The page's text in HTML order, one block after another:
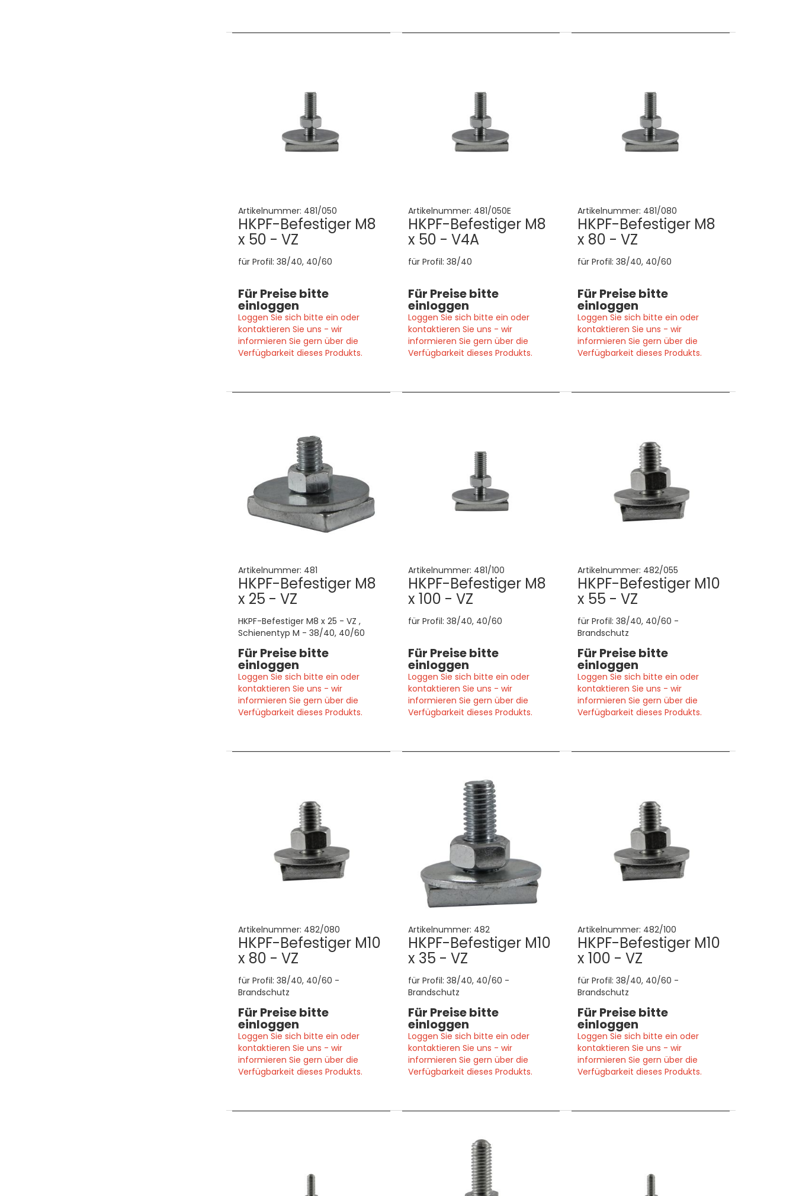
Artikelnummer: 481/050
HKPF-Befestiger M8
x 50 - VZ
für Profil: 38/40, 40/60
Für Preise bitte
einloggen
Loggen Sie sich bitte ein oder
kontaktieren Sie uns - wir
informieren Sie gern über die
Verfügbarkeit dieses Produkts.
Artikelnummer: 481/050E
HKPF-Befestiger M8
x 50 - V4A
für Profil: 38/40
Für Preise bitte
einloggen
Loggen Sie sich bitte ein oder
kontaktieren Sie uns - wir
informieren Sie gern über die
Verfügbarkeit dieses Produkts.
Artikelnummer: 481/080
HKPF-Befestiger M8
x 80 - VZ
für Profil: 38/40, 40/60
Für Preise bitte
einloggen
Loggen Sie sich bitte ein oder
kontaktieren Sie uns - wir
informieren Sie gern über die
Verfügbarkeit dieses Produkts.
Artikelnummer: 481
HKPF-Befestiger M8
x 25 - VZ
HKPF-Befestiger M8 x 25 - VZ ,
Schienentyp M - 38/40, 40/60
Für Preise bitte
einloggen
Loggen Sie sich bitte ein oder
kontaktieren Sie uns - wir
informieren Sie gern über die
Verfügbarkeit dieses Produkts.
Artikelnummer: 481/100
HKPF-Befestiger M8
x 100 - VZ
für Profil: 38/40, 40/60
Für Preise bitte
einloggen
Loggen Sie sich bitte ein oder
kontaktieren Sie uns - wir
informieren Sie gern über die
Verfügbarkeit dieses Produkts.
Artikelnummer: 482/055
HKPF-Befestiger M10
x 55 - VZ
für Profil: 38/40, 40/60 -
Brandschutz
Für Preise bitte
einloggen
Loggen Sie sich bitte ein oder
kontaktieren Sie uns - wir
informieren Sie gern über die
Verfügbarkeit dieses Produkts.
Artikelnummer: 482/080
HKPF-Befestiger M10
x 80 - VZ
für Profil: 38/40, 40/60 -
Brandschutz
Für Preise bitte
einloggen
Loggen Sie sich bitte ein oder
kontaktieren Sie uns - wir
informieren Sie gern über die
Verfügbarkeit dieses Produkts.
Artikelnummer: 482
HKPF-Befestiger M10
x 35 - VZ
für Profil: 38/40, 40/60 -
Brandschutz
Für Preise bitte
einloggen
Loggen Sie sich bitte ein oder
kontaktieren Sie uns - wir
informieren Sie gern über die
Verfügbarkeit dieses Produkts.
Artikelnummer: 482/100
HKPF-Befestiger M10
x 100 - VZ
für Profil: 38/40, 40/60 -
Brandschutz
Für Preise bitte
einloggen
Loggen Sie sich bitte ein oder
kontaktieren Sie uns - wir
informieren Sie gern über die
Verfügbarkeit dieses Produkts.